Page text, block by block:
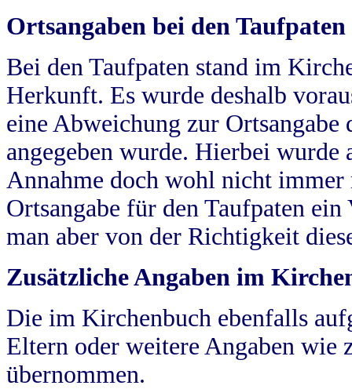
Ortsangaben bei den Taufpaten
Bei den Taufpaten stand im
Herkunft. Es wurde deshalb
eine Abweichung zur
angegeben wurde. Hierbei wurde
Annahme doch wohl nicht
Ortsangabe für den Taufpaten
man aber von der Richtigkeit
Zusätzliche Angaben im
Die im Kirchenbuch ebenfalls
Eltern oder weitere Angaben wie
übernommen.